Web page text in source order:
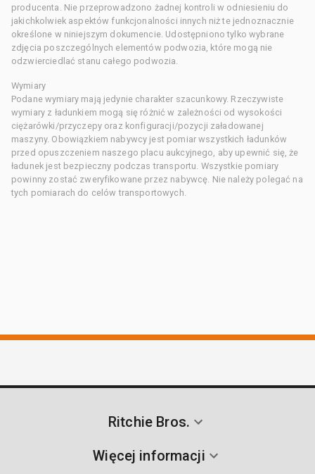
producenta. Nie przeprowadzono żadnej kontroli w odniesieniu do
jakichkolwiek aspektów funkcjonalności innych niż te jednoznacznie
określone w niniejszym dokumencie. Udostępniono tylko wybrane
zdjęcia poszczególnych elementów podwozia, które mogą nie
odzwierciedlać stanu całego podwozia.
Wymiary
Podane wymiary mają jedynie charakter szacunkowy. Rzeczywiste
wymiary z ładunkiem mogą się różnić w zależności od wysokości
ciężarówki/przyczepy oraz konfiguracji/pozycji załadowanej
maszyny. Obowiązkiem nabywcy jest pomiar wszystkich ładunków
przed opuszczeniem naszego placu aukcyjnego, aby upewnić się, że
ładunek jest bezpieczny podczas transportu. Wszystkie pomiary
powinny zostać zweryfikowane przez nabywcę. Nie należy polegać na
tych pomiarach do celów transportowych.
Ritchie Bros.
Więcej informacji